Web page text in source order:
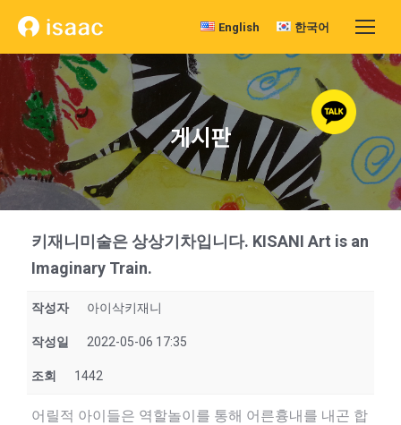
English 한국어
게시판
키재니미술은 상상기차입니다. KISANI Art is an
Imaginary Train.
작성자 아이삭키재니
작성일 2022-05-06 17:35
조회 1442
어릴적 아이들은 역할놀이를 통해 어른흉내를 내곤 합